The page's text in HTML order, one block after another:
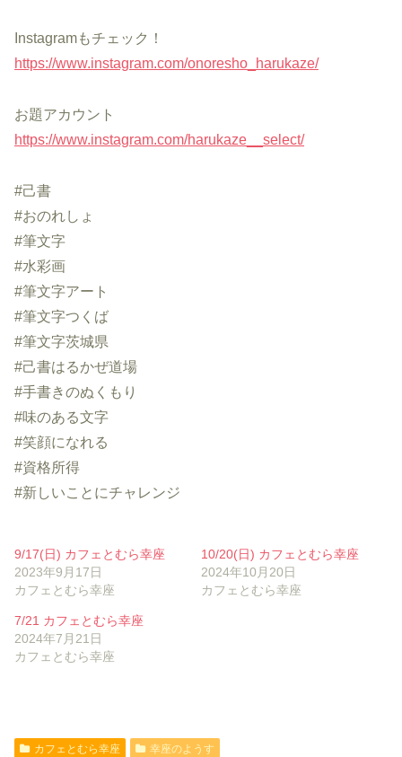
Instagramもチェック！
https://www.instagram.com/onoresho_harukaze/
お題アカウント
https://www.instagram.com/harukaze__select/
#己書
#おのれしょ
#筆文字
#水彩画
#筆文字アート
#筆文字つくば
#筆文字茨城県
#己書はるかぜ道場
#手書きのぬくもり
#味のある文字
#笑顔になれる
#資格所得
#新しいことにチャレンジ
9/17(日) カフェとむら幸座
2023年9月17日
カフェとむら幸座
10/20(日) カフェとむら幸座
2024年10月20日
カフェとむら幸座
7/21 カフェとむら幸座
2024年7月21日
カフェとむら幸座
カフェとむら幸座 幸座のようす